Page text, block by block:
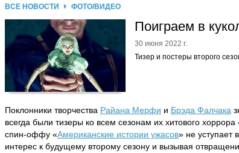
ВСЕ НОВОСТИ ФОТО/ВИДЕО
Поиграем в
30 июня 2022 г.
Тизер и постеры второго
Поклонники творчества Райана Мерфи и Брэда Фалчака
всегда были тизеры ко всем сезонам их хитового хоррора
спин-оффу «Американские истории ужасов» не уступает
интерес к будущему второму сезону и вызывая